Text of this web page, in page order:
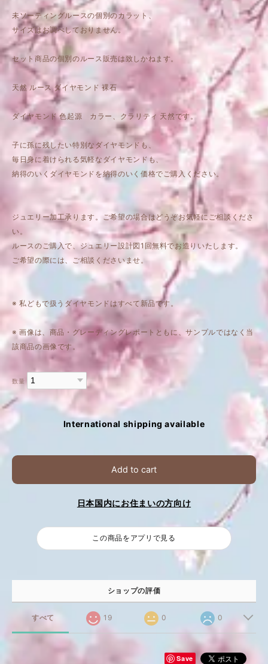
未ソーティングルースの個別のカラット、
サイズはお調べしておりません。
セット商品の個別のルース販売は致しかねます。
天然 ルース ダイヤモンド 裸石
ダイヤモンド 色起源 カラー、クラリティ 天然です。
子に孫に残したい特別なダイヤモンドも、
毎日身に着けられる気軽なダイヤモンドも、
納得のいくダイヤモンドを納得のいく価格でご購入ください。
ジュエリー加工承ります。ご希望の場合はどうぞお気軽にご相談くださ
い。
ルースのご購入で、ジュエリー設計図1回無料でお造りいたします。
ご希望の際には、ご相談くださいませ。
※ 私どもで扱うダイヤモンドはすべて新品です。
※ 画像は、商品・グレーディングレポートともに、サンプルではなく当
該商品の画像です。
数量
International shipping available
Add to cart
日本国内にお住まいの方向け
この商品をアプリで見る
ショップの評価
すべて 19 0 0
Save